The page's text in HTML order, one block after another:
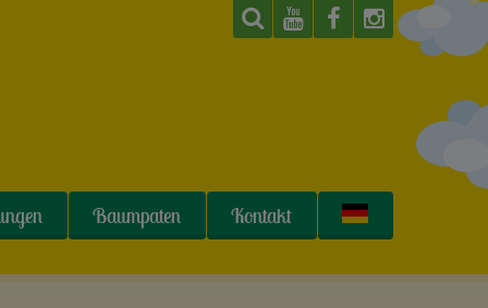
Baumpaten Kontakt